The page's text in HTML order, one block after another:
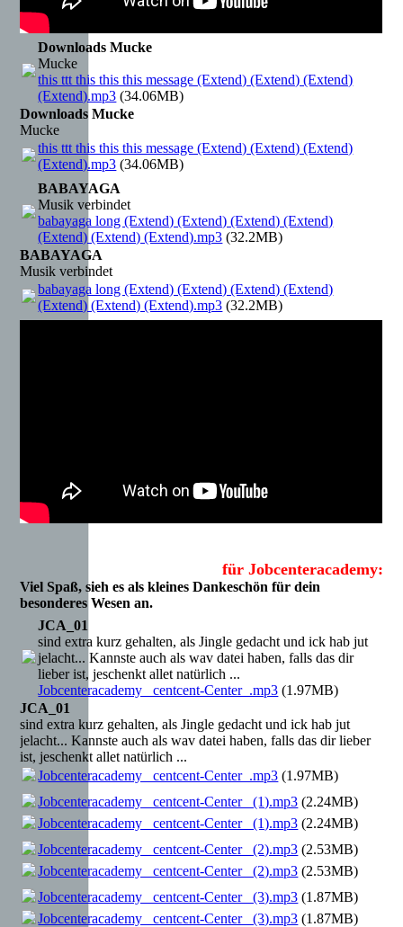
Downloads Mucke
Mucke
this ttt this this this message (Extend) (Extend) (Extend)
(Extend).mp3 (34.06MB)
Downloads Mucke
Mucke
this ttt this this this message (Extend) (Extend) (Extend)
(Extend).mp3 (34.06MB)
BABAYAGA
Musik verbindet
babayaga long (Extend) (Extend) (Extend) (Extend)
(Extend) (Extend) (Extend).mp3 (32.2MB)
BABAYAGA
Musik verbindet
babayaga long (Extend) (Extend) (Extend) (Extend)
(Extend) (Extend) (Extend).mp3 (32.2MB)
für Jobcenteracademy:
Viel Spaß, sieh es als kleines Dankeschön für dein
besonderes Wesen an.
JCA_01
sind extra kurz gehalten, als Jingle gedacht und ick hab jut
jelacht... Kannste auch als wav datei haben, falls das dir
lieber ist, jeschenkt allet natürlich ...
Jobcenteracademy _centcent-Center_.mp3 (1.97MB)
JCA_01
sind extra kurz gehalten, als Jingle gedacht und ick hab jut
jelacht... Kannste auch als wav datei haben, falls das dir lieber
ist, jeschenkt allet natürlich ...
Jobcenteracademy _centcent-Center_.mp3 (1.97MB)
Jobcenteracademy _centcent-Center_ (1).mp3 (2.24MB)
Jobcenteracademy _centcent-Center_ (1).mp3 (2.24MB)
Jobcenteracademy _centcent-Center_ (2).mp3 (2.53MB)
Jobcenteracademy _centcent-Center_ (2).mp3 (2.53MB)
Jobcenteracademy _centcent-Center_ (3).mp3 (1.87MB)
Jobcenteracademy _centcent-Center_ (3).mp3 (1.87MB)